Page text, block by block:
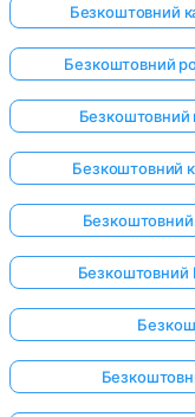
Безкоштовний
Безкоштовний
Безкоштовний
Безкоштовний
Безкоштовний
Безкоштовний